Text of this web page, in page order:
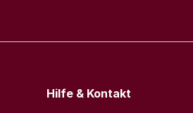
Hilfe & Kontakt